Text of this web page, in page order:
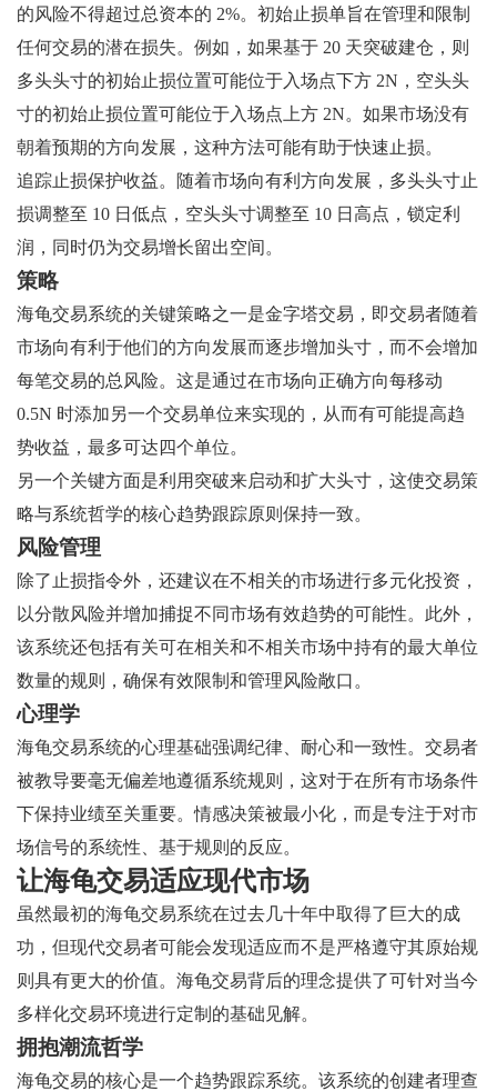
的风险不得超过总资本的 2%。初始止损单旨在管理和限制
任何交易的潜在损失。例如，如果基于 20 天突破建仓，则
多头头寸的初始止损位置可能位于入场点下方 2N，空头头
寸的初始止损位置可能位于入场点上方 2N。如果市场没有
朝着预期的方向发展，这种方法可能有助于快速止损。
追踪止损保护收益。随着市场向有利方向发展，多头头寸止
损调整至 10 日低点，空头头寸调整至 10 日高点，锁定利
润，同时仍为交易增长留出空间。
策略
海龟交易系统的关键策略之一是金字塔交易，即交易者随着
市场向有利于他们的方向发展而逐步增加头寸，而不会增加
每笔交易的总风险。这是通过在市场向正确方向每移动
0.5N 时添加另一个交易单位来实现的，从而有可能提高趋
势收益，最多可达四个单位。
另一个关键方面是利用突破来启动和扩大头寸，这使交易策
略与系统哲学的核心趋势跟踪原则保持一致。
风险管理
除了止损指令外，还建议在不相关的市场进行多元化投资，
以分散风险并增加捕捉不同市场有效趋势的可能性。此外，
该系统还包括有关可在相关和不相关市场中持有的最大单位
数量的规则，确保有效限制和管理风险敞口。
心理学
海龟交易系统的心理基础强调纪律、耐心和一致性。交易者
被教导要毫无偏差地遵循系统规则，这对于在所有市场条件
下保持业绩至关重要。情感决策被最小化，而是专注于对市
场信号的系统性、基于规则的反应。
让海龟交易适应现代市场
虽然最初的海龟交易系统在过去几十年中取得了巨大的成
功，但现代交易者可能会发现适应而不是严格遵守其原始规
则具有更大的价值。海龟交易背后的理念提供了可针对当今
多样化交易环境进行定制的基础见解。
拥抱潮流哲学
海龟交易的核心是一个趋势跟踪系统。该系统的创建者理查